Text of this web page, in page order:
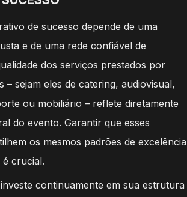
de sucesso depende de uma
e de uma rede confiável de
dos serviços prestados por
– sejam eles de catering, audiovisual,
ou mobiliário – reflete diretamente
do evento. Garantir que esses
os mesmos padrões de excelência
crucial.
continuamente em sua estrutura